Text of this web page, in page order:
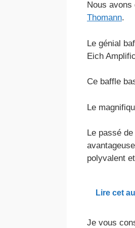
Nous
Thomann.
Le génial
Eich
Ce baffle
Le
Le passé
polyvalent
Lire cet
Je vous